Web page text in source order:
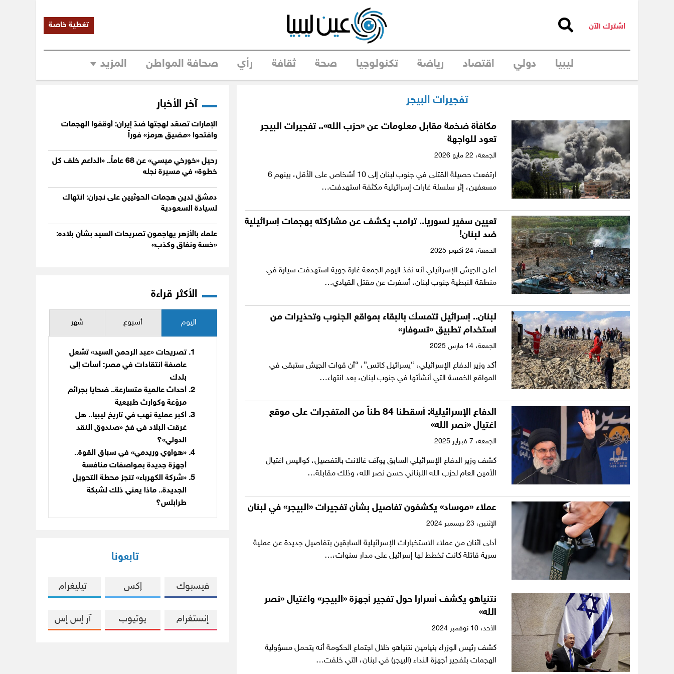
اشترك الآن تغطية خاصة
ليبيا دولي اقتصاد رياضة تكنولوجيا صحة ثقافة رأي صحافة المواطن المزيد
تفجيرات البيجر
مكافأة ضخمة مقابل معلومات عن «حزب الله».. تفجيرات البيجر
تعود للواجهة
الجمعة،
ارتفعت حصيلة القتلى في جنوب لبنان إلى 10 أشخاص على الأقل، بينهم 6
مسعفين، إثر سلسلة غارات إسرائيلية مكثفة استهدفت…
تعيين سفير لسوريا.. ترامب يكشف عن مشاركته بهجمات إسرائيلية
ضد لبنان!
الجمعة،
أعلن الجيش الإسرائيلي أنه نفذ اليوم الجمعة غارة جوية استهدفت سيارة في
منطقة النبطية جنوب لبنان، أسفرت عن مقتل القيادي…
لبنان.. إسرائيل تتمسك بالبقاء بمواقع الجنوب وتحذيرات من
استخدام تطبيق «تسوفار»
الجمعة،
أكد وزير الدفاع الإسرائيلي، “يسرائيل كاتس”، “أن قوات الجيش ستبقى في
المواقع الخمسة التي أنشأتها في جنوب لبنان، بعد انتهاء…
الدفاع الإسرائيلية: أسقطنا 84 طناً من المتفجرات على موقع
اغتيال «نصر الله»
الجمعة،
كشف وزير الدفاع الإسرائيلي السابق يوآف غالانت بالتفصيل، كواليس اغتيال
الأمين العام لحزب الله اللبناني حسن نصر الله، وذلك مقابلة…
عملاء «موساد» يكشفون تفاصيل بشأن تفجيرات «البيجر» في لبنان
الإثنين،
أدلى اثنان من عملاء الاستخبارات الإسرائيلية السابقين بتفاصيل جديدة عن عملية
سرية قاتلة كانت تخطط لها إسرائيل على مدار سنوات،…
نتنياهو يكشف أسرارا حول تفجير أجهزة «البيجر» واغتيال «نصر
الله»
الأحد،
كشف رئيس الوزراء بنيامين نتنياهو خلال اجتماع الحكومة أنه يتحمل مسؤولية
الهجمات بتفجير أجهزة النداء (البيجر) في لبنان، التي خلفت…
آخر الأخبار
الإمارات تصعّد لهجتها ضدّ إيران: أوقفوا الهجمات
وافتحوا «مضيق هرمز» فوراً
رحيل «خورخي ميسي» عن 68 عاماً.. «الداعم خلف كل
خطوة» في مسيرة نجله
دمشق تدين هجمات الحوثيين على نجران: انتهاك
لسيادة السعودية
علماء بالأزهر يهاجمون تصريحات السيد بشأن بلاده:
«خسة ونفاق وكذب»
الأكثر قراءة
اليوم أسبوع شهر
تصريحات «عبد الرحمن السيد» تشعل
عاصفة انتقادات في مصر: أسأت إلى
بلدك
أحداث عالمية متسارعة.. ضحايا بجرائم
مروّعة وكوارث طبيعية
أكبر عملية نهب في تاريخ ليبيا.. هل
غرقت البلاد في فخ «صندوق النقد
الدولي»؟
«هواوي وريدمي» في سباق القوة..
أجهزة جديدة بمواصفات منافسة
«شركة الكهرباء» تنجز محطة التحويل
الجديدة.. ماذا يعني ذلك لشبكة
طرابلس؟
تابعونا
فيسبوك إكس تيليغرام
إنستغرام يوتيوب آر إس إس